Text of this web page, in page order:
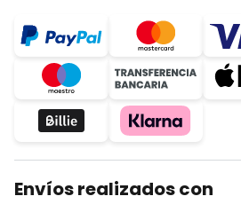
Envíos realizados con